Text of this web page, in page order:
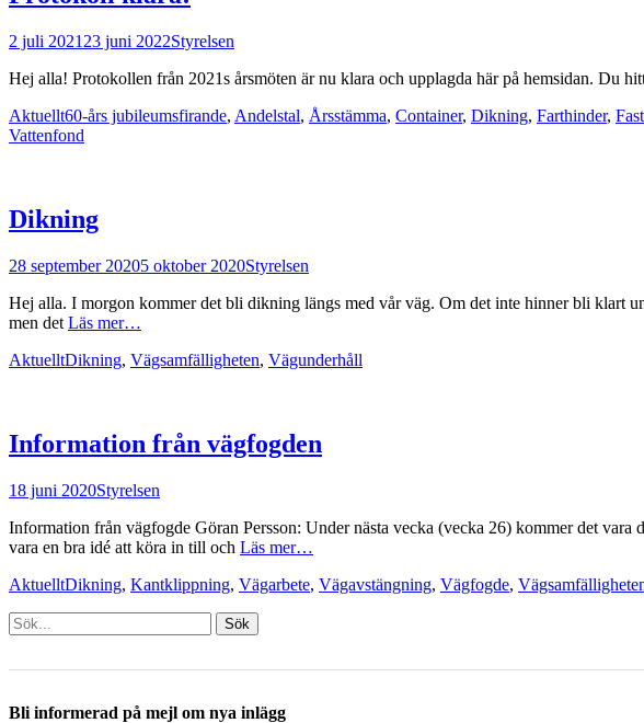
Postades
2 juli 2021 23 juni 2022Författare
Styrelsen
Hej alla! Protokollen från 2021s årsmöten är nu klara och upplagda här på hemsidan. Du
Kategorier
AktuelltTaggar
60-års jubileumsfirande, Andelstal, Årsstämma, Container, Dikning, Farthinder,
Vattenfond
Dikning
Postades
28 september 20205 oktober 2020Författare
Styrelsen
Hej alla. I morgon kommer det bli dikning längs med vår väg. Om det inte hinner bli klart
men det Läs mer…
Kategorier
AktuelltTaggar
Dikning, Vägsamfälligheten, Vägunderhåll
Information från vägfogden
Postades
18 juni 2020Författare
Styrelsen
Information från vägfogde Göran Persson: Under nästa vecka (vecka 26) kommer det
vara en bra idé att köra in till och Läs mer…
Kategorier
AktuelltTaggar
Dikning, Kantklippning, Vägarbete, Vägavstängning, Vägfogde,
Sök
efter:
Bli informerad på mejl om nya inlägg